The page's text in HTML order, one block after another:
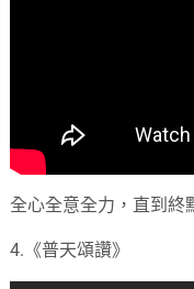
全心全意全力，直到終
4.《普天頌讚》